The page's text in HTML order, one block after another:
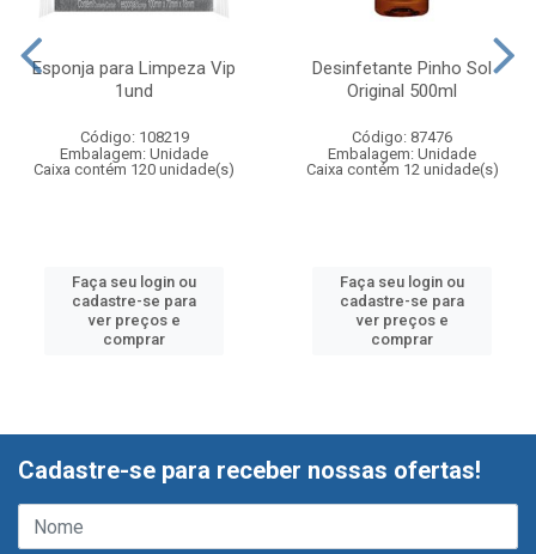
Esponja para Limpeza Vip
1und
Código: 108219
Embalagem: Unidade
Caixa contém 120 unidade(s)
Faça seu login ou
cadastre-se para
ver preços e
comprar
Desinfetante Pinho Sol
Original 500ml
Código: 87476
Embalagem: Unidade
Caixa contém 12 unidade(s)
Faça seu login ou
cadastre-se para
ver preços e
comprar
Cadastre-se para receber nossas ofertas!